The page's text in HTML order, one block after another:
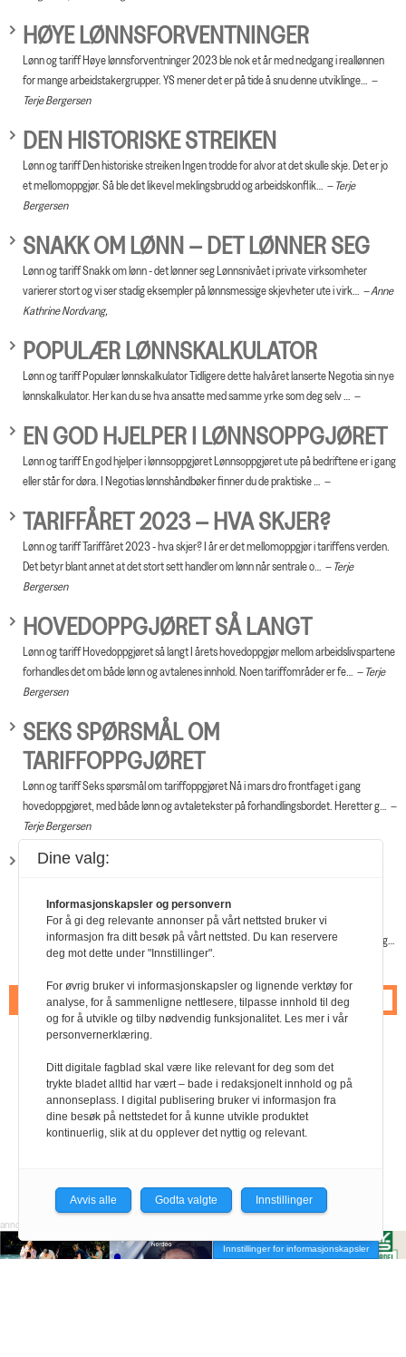
HØYE LØNNSFORVENTNINGER
Lønn og tariff Høye lønnsforventninger 2023 ble nok et år med nedgang i reallønnen
for mange arbeidstakergrupper. YS mener det er på tide å snu denne utviklinge…
Terje Bergersen
DEN HISTORISKE STREIKEN
Lønn og tariff Den historiske streiken Ingen trodde for alvor at det skulle skje. Det er jo
et mellomoppgjør. Så ble det likevel meklingsbrudd og arbeidskonflik…
Terje
Bergersen
SNAKK OM LØNN – DET LØNNER SEG
Lønn og tariff Snakk om lønn - det lønner seg Lønnsnivået i private virksomheter
varierer stort og vi ser stadig eksempler på lønnsmessige skjevheter ute i virk…
Anne
Kathrine Nordvang,
POPULÆR LØNNSKALKULATOR
Lønn og tariff Populær lønnskalkulator Tidligere dette halvåret lanserte Negotia sin nye
lønnskalkulator. Her kan du se hva ansatte med samme yrke som deg selv …
EN GOD HJELPER I LØNNSOPPGJØRET
Lønn og tariff En god hjelper i lønnsoppgjøret Lønnsoppgjøret ute på bedriftene er i gang
eller står for døra. I Negotias lønnshåndbøker finner du de praktiske …
TARIFFÅRET 2023 – HVA SKJER?
Lønn og tariff Tariffåret 2023 - hva skjer? I år er det mellomoppgjør i tariffens verden.
Det betyr blant annet at det stort sett handler om lønn når sentrale o…
Terje
Bergersen
HOVEDOPPGJØRET SÅ LANGT
Lønn og tariff Hovedoppgjøret så langt I årets hovedoppgjør mellom arbeidslivspartene
forhandles det om både lønn og avtalenes innhold. Noen tariffområder er fe…
Terje
Bergersen
SEKS SPØRSMÅL OM
TARIFFOPPGJØRET
Lønn og tariff Seks spørsmål om tariffoppgjøret Nå i mars dro frontfaget i gang
hovedoppgjøret, med både lønn og avtaletekster på forhandlingsbordet. Heretter g…
Terje Bergersen
LØNNSOPPGJØRET, EN LITEN
OPPSUMMERING
Lønn og tariff Lønnsoppgjøret, en liten oppsummering Vi er kommet midtveis i
høstsemesteret, og de lokale lønnsoppgjørene ute i virksomhetene er for det meste g…
Terje Bergersen
1 2 Neste
Innstillinger for informasjonskapsler
Dine valg:
Informasjonskapsler og personvern
For å gi deg relevante annonser på vårt nettsted bruker vi
informasjon fra ditt besøk på vårt nettsted. Du kan reservere
deg mot dette under "Innstillinger".
For øvrig bruker vi informasjonskapsler og lignende verktøy for
analyse, for å sammenligne nettlesere, tilpasse innhold til deg
og for å utvikle og tilby nødvendig funksjonalitet. Les mer i vår
personvernerklæring.
Ditt digitale fagblad skal være like relevant for deg som det
trykte bladet alltid har vært – bade i redaksjonelt innhold og på
annonseplass. I digital publisering bruker vi informasjon fra
dine besøk på nettstedet for å kunne utvikle produktet
kontinuerlig, slik at du opplever det nyttig og relevant.
Avvis alle Godta valgte Innstillinger